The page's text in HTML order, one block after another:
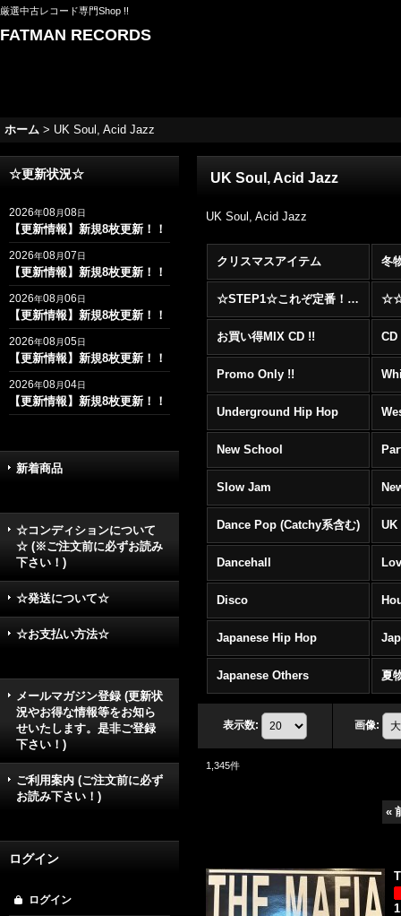
厳選中古レコード専門Shop !!
FATMAN RECORDS
ホーム > UK Soul, Acid Jazz
☆更新状況☆
2026年08月08日
【更新情報】新規8枚更新！！
2026年08月07日
【更新情報】新規8枚更新！！
2026年08月06日
【更新情報】新規8枚更新！！
2026年08月05日
【更新情報】新規8枚更新！！
2026年08月04日
【更新情報】新規8枚更新！！
新着商品
☆コンディションについて
☆ (※ご注文前に必ずお読み
下さい！)
☆発送について☆
☆お支払い方法☆
メールマガジン登録 (更新状
況やお得な情報等をお知ら
せいたします。是非ご登録
下さい！)
ご利用案内 (ご注文前に必ず
お読み下さい！)
ログイン
ログイン
UK Soul, Acid Jazz
UK Soul, Acid Jazz
クリスマスアイテム 冬
☆STEP1☆これぞ定番！！まずはここから！2000年代R&BフロアヒットBest 100 !!!
お買い得MIX CD !!
Promo Only !!
Underground Hip Hop
New School
Slow Jam
Dance Pop (Catchy系含む) UK
Dancehall
Disco
Japanese Hip Hop
Japanese Others 夏
表示数: 画像:
1,345件
«